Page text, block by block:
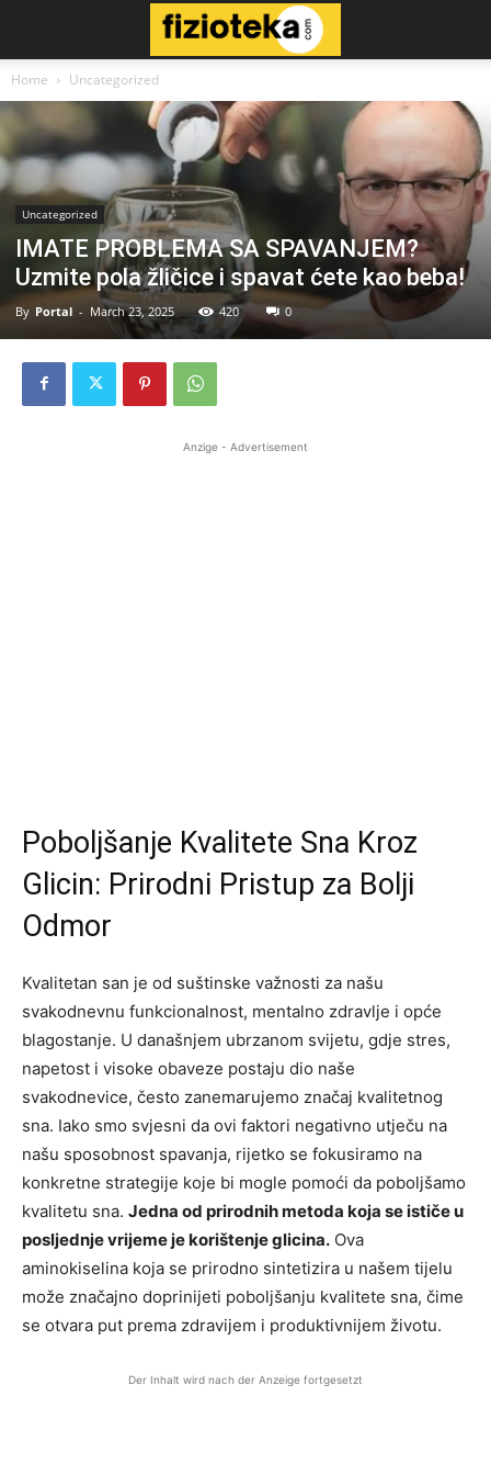
Home Uncategorized
Uncategorized
IMATE PROBLEMA SA SPAVANJEM?
Uzmite pola žličice i spavat ćete kao beba!
By Portal - March 23, 2025 420 0
Anzige - Advertisement
Poboljšanje Kvalitete Sna Kroz
Glicin: Prirodni Pristup za Bolji
Odmor
Kvalitetan san je od suštinske važnosti za našu
svakodnevnu funkcionalnost, mentalno zdravlje i opće
blagostanje. U današnjem ubrzanom svijetu, gdje stres,
napetost i visoke obaveze postaju dio naše
svakodnevice, često zanemarujemo značaj kvalitetnog
sna. Iako smo svjesni da ovi faktori negativno utječu na
našu sposobnost spavanja, rijetko se fokusiramo na
konkretne strategije koje bi mogle pomoći da poboljšamo
kvalitetu sna. Jedna od prirodnih metoda koja se ističe u
posljednje vrijeme je korištenje glicina. Ova
aminokiselina koja se prirodno sintetizira u našem tijelu
može značajno doprinijeti poboljšanju kvalitete sna, čime
se otvara put prema zdravijem i produktivnijem životu.
Der Inhalt wird nach der Anzeige fortgesetzt